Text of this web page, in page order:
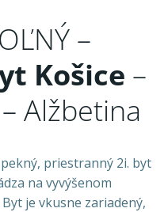
–
Košice –
Alžbetina
priestranný 2i. byt
na vyvýšenom
je vkusne zariadený,